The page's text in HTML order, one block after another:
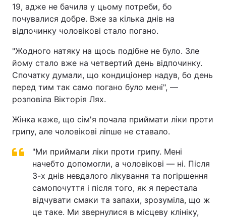
19, адже не бачила у цьому потреби, бо
почувалися добре. Вже за кілька днів на
відпочинку чоловікові стало погано.
"Жодного натяку на щось подібне не було. Зле
йому стало вже на четвертий день відпочинку.
Спочатку думали, що кондиціонер надув, бо день
перед тим так само погано було мені", —
розповіла Вікторія Лях.
Жінка каже, що сім'я почала приймати ліки проти
грипу, але чоловікові ліпше не ставало.
"Ми приймали ліки проти грипу. Мені
начебто допомогли, а чоловікові — ні. Після
3-х днів невдалого лікування та погіршення
самопочуття і після того, як я перестала
відчувати смаки та запахи, зрозуміла, що ж
це таке. Ми звернулися в місцеву клініку,